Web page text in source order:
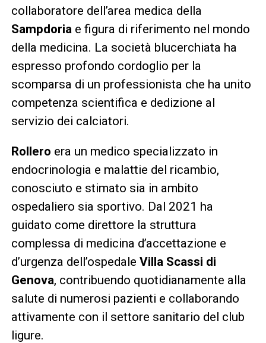
collaboratore dell’area medica della
Sampdoria e figura di riferimento nel mondo
della medicina. La società blucerchiata ha
espresso profondo cordoglio per la
scomparsa di un professionista che ha unito
competenza scientifica e dedizione al
servizio dei calciatori.
Rollero era un medico specializzato in
endocrinologia e malattie del ricambio,
conosciuto e stimato sia in ambito
ospedaliero sia sportivo. Dal 2021 ha
guidato come direttore la struttura
complessa di medicina d’accettazione e
d’urgenza dell’ospedale Villa Scassi di
Genova, contribuendo quotidianamente alla
salute di numerosi pazienti e collaborando
attivamente con il settore sanitario del club
ligure.